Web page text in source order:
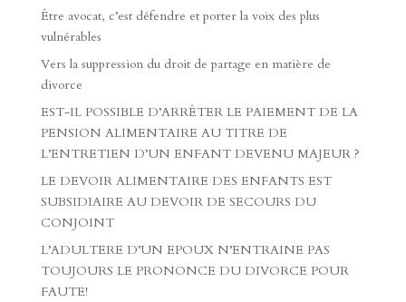
Être avocat, c’est défendre et porter la voix des plus
vulnérables
Vers la suppression du droit de partage en matière de
divorce
EST-IL POSSIBLE D’ARRÊTER LE PAIEMENT DE LA
PENSION ALIMENTAIRE AU TITRE DE
L’ENTRETIEN D’UN ENFANT DEVENU MAJEUR ?
LE DEVOIR ALIMENTAIRE DES ENFANTS EST
SUBSIDIAIRE AU DEVOIR DE SECOURS DU
CONJOINT
L’ADULTERE D’UN EPOUX N’ENTRAINE PAS
TOUJOURS LE PRONONCE DU DIVORCE POUR
FAUTE!